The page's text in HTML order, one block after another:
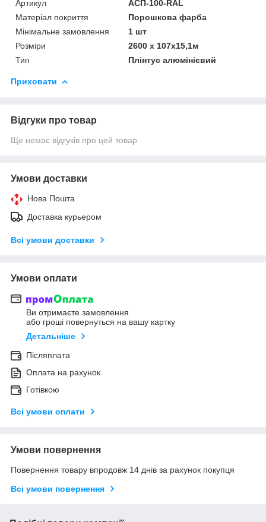
Артикул
АСП-100-RAL
Матеріал покриття
Порошкова фарба
Мінімальне замовлення
1 шт
Розміри
2600 x 107x15,1м
Тип
Плінтус алюмінієвий
Приховати
Відгуки про товар
Ще немає відгуків про цей товар
Умови доставки
Нова Пошта
Доставка курьером
Всі умови доставки
Умови оплати
Ви отримаєте замовлення
або гроші повернуться на вашу картку
Детальніше
Післяплата
Оплата на рахунок
Готівкою
Всі умови оплати
Умови повернення
Повернення товару впродовж 14 днів за рахунок покупця
Всі умови повернення